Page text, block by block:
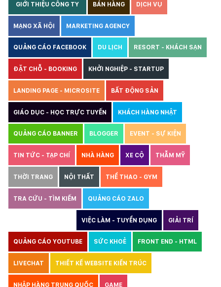
GIỚI THIỆU CÔNG TY BÁN HÀNG DỊCH VỤ
MẠNG XÃ HỘI MARKETING AGENCY
QUẢNG CÁO FACEBOOK DU LỊCH RESORT - KHÁCH SẠN
ĐẶT CHỖ - BOOKING KHỞI NGHIỆP - STARTUP
LANDING PAGE - MICROSITE BẤT ĐỘNG SẢN
GIÁO DỤC - HỌC TRỰC TUYẾN KHÁCH HÀNG NHẬT
QUẢNG CÁO BANNER BLOGGER EVENT - SỰ KIỆN
TIN TỨC - TẠP CHÍ NHÀ HÀNG XE CỘ THẪM MỸ
THỜI TRANG NỘI THẤT THỂ THAO - GYM
TRA CỨU - TÌM KIẾM QUẢNG CÁO ZALO
VIỆC LÀM - TUYỂN DỤNG GIẢI TRÍ
QUẢNG CÁO YOUTUBE SỨC KHOẺ FRONT END - HTML
LIVECHAT THIẾT KẾ WEBSITE KIẾN TRÚC
NHẬP HÀNG TRUNG QUỐC GAME